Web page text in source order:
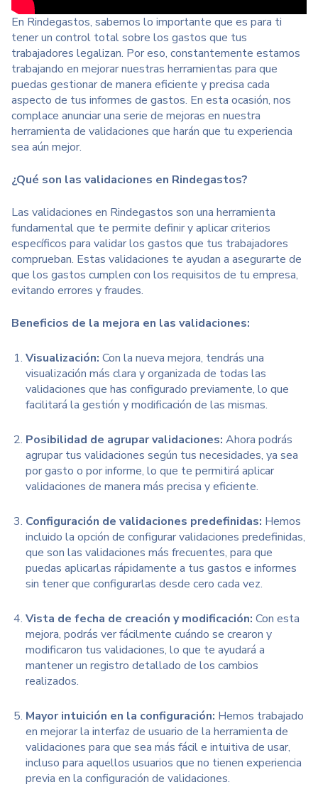
En Rindegastos, sabemos lo importante que es para ti
tener un control total sobre los gastos que tus
trabajadores legalizan. Por eso, constantemente estamos
trabajando en mejorar nuestras herramientas para que
puedas gestionar de manera eficiente y precisa cada
aspecto de tus informes de gastos. En esta ocasión, nos
complace anunciar una serie de mejoras en nuestra
herramienta de validaciones que harán que tu experiencia
sea aún mejor.
¿Qué son las validaciones en Rindegastos?
Las validaciones en Rindegastos son una herramienta
fundamental que te permite definir y aplicar criterios
específicos para validar los gastos que tus trabajadores
comprueban. Estas validaciones te ayudan a asegurarte de
que los gastos cumplen con los requisitos de tu empresa,
evitando errores y fraudes.
Beneficios de la mejora en las validaciones:
Visualización: Con la nueva mejora, tendrás una
visualización más clara y organizada de todas las
validaciones que has configurado previamente, lo que
facilitará la gestión y modificación de las mismas.
Posibilidad de agrupar validaciones: Ahora podrás
agrupar tus validaciones según tus necesidades, ya sea
por gasto o por informe, lo que te permitirá aplicar
validaciones de manera más precisa y eficiente.
Configuración de validaciones predefinidas: Hemos
incluido la opción de configurar validaciones predefinidas,
que son las validaciones más frecuentes, para que
puedas aplicarlas rápidamente a tus gastos e informes
sin tener que configurarlas desde cero cada vez.
Vista de fecha de creación y modificación: Con esta
mejora, podrás ver fácilmente cuándo se crearon y
modificaron tus validaciones, lo que te ayudará a
mantener un registro detallado de los cambios
realizados.
Mayor intuición en la configuración: Hemos trabajado
en mejorar la interfaz de usuario de la herramienta de
validaciones para que sea más fácil e intuitiva de usar,
incluso para aquellos usuarios que no tienen experiencia
previa en la configuración de validaciones.